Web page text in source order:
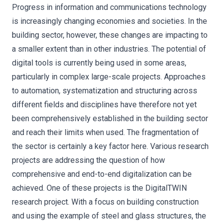
Progress in information and communications technology
is increasingly changing economies and societies. In the
building sector, however, these changes are impacting to
a smaller extent than in other industries. The potential of
digital tools is currently being used in some areas,
particularly in complex large-scale projects. Approaches
to automation, systematization and structuring across
different fields and disciplines have therefore not yet
been comprehensively established in the building sector
and reach their limits when used. The fragmentation of
the sector is certainly a key factor here. Various research
projects are addressing the question of how
comprehensive and end-to-end digitalization can be
achieved. One of these projects is the DigitalTWIN
research project. With a focus on building construction
and using the example of steel and glass structures, the